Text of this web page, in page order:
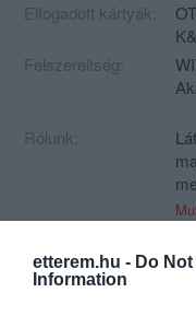
etterem.hu - Do
Information
Elfogadott kártyák:
Felszereltség:
Rólunk: